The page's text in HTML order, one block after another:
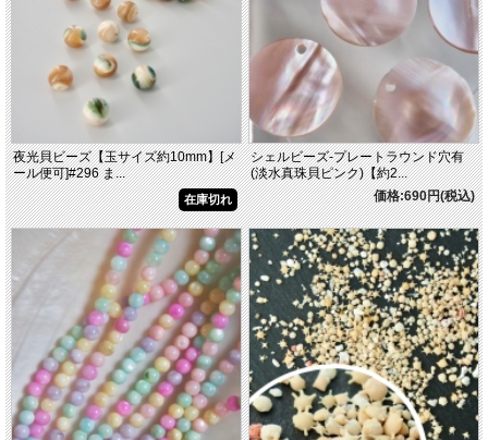
夜光貝ビーズ【玉サイズ約10mm】[メ
ール便可]#296 ま...
在庫切れ
シェルビーズ-プレートラウンド穴有
(淡水真珠貝ピンク)【約2...
価格:690円(税込)